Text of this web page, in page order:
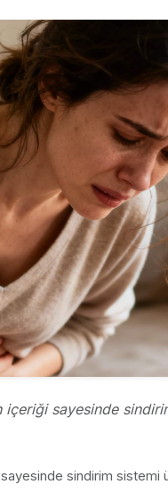
sayesinde
sindirim sistemi